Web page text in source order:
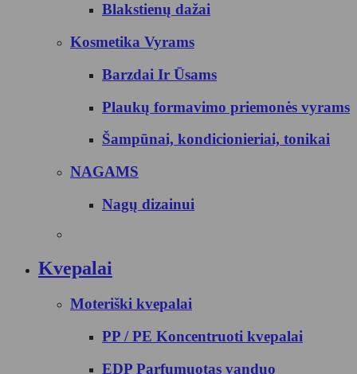
Blakstienų dažai
Kosmetika Vyrams
Barzdai Ir Ūsams
Plaukų formavimo priemonės vyrams
Šampūnai, kondicionieriai, tonikai
NAGAMS
Nagų dizainui
Kvepalai
Moteriški kvepalai
PP / PE Koncentruoti kvepalai
EDP Parfumuotas vanduo